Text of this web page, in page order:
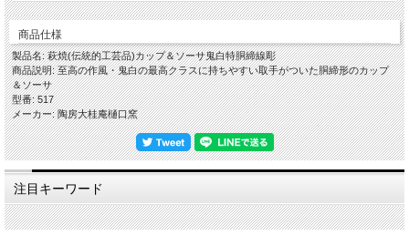
させて素焼きをし、稲刈りをした後のわらを燃やした灰が主原料のわら灰釉をたっ
ぷり掛け酸化焼成で本焼をします。
窯出しをして焼ヒビなどが無いかをしっかりチェックして完成となりますが、樋口
大桂がこの世界に入るきっかけとなりこの作風のお手本とした、三輪休和氏の抹茶
碗が雪が解け地肌が見えるようなしっとりとした風合いで、その縮みが多すぎても
少なすぎても納得のいく作品とはならず、 その出来栄えによって特・松・竹・梅
とランク分けをし価格もランクにより違いのある作風です。
…………………………………………………………………………………………………
…
【ギフト対応について】
◎各箱(木箱・紙箱)をご希望の場合は、このページの下に各箱のお買い物カゴにて
別途ご注文くださいますようお願いいたします。
◎箱入りの場合は当店のオリジナル包装紙での包装・ギフト対応(のし紙掛け・メ
ッセージカード)を無料で承ります。
商品仕様
製品名: 萩焼(伝統的工芸品)カップ＆ソーサ鬼白特胴締線彫
商品説明: 至高の作風・鬼白の最高クラスに持ちやすい取手がついた胴締形のカップ
＆ソーサ
型番: 517
メーカー: 陶房大桂庵樋口窯
注目キーワード